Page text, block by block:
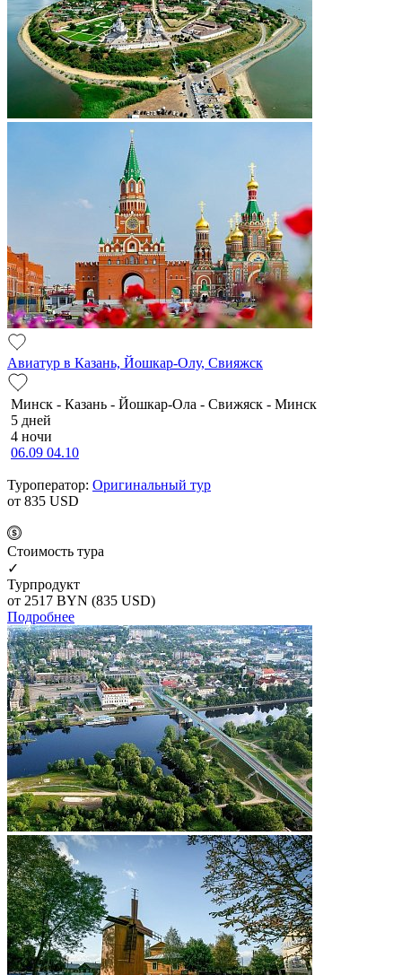
Авиатур в Казань, Йошкар-Олу, Свияжск
Минск - Казань - Йошкар-Ола - Свижяск - Минск
5 дней
4 ночи
06.09 04.10
Туроператор: Оригинальный тур
от 835 USD
Cтоимость тура
✓
Турпродукт
от 2517 BYN (835 USD)
Подробнее